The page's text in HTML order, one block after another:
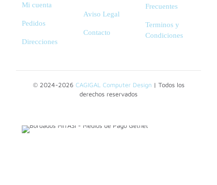
Mi cuenta
Pedidos
Direcciones
Aviso Legal
Contacto
Frecuentes
Terminos y
Condiciones
© 2024-2026 CAGIGAL Computer Design| Todos los
derechos reservados